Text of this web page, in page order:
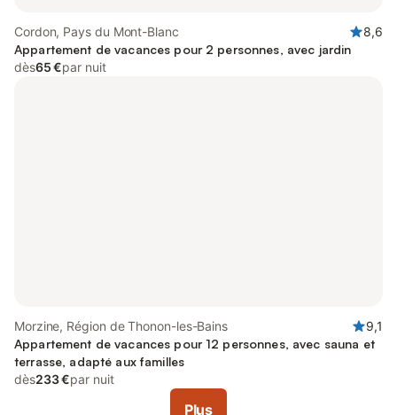
Cordon, Pays du Mont-Blanc
8,6
Appartement de vacances pour 2 personnes, avec jardin
dès65 €par nuit
Morzine, Région de Thonon-les-Bains
9,1
Appartement de vacances pour 12 personnes, avec sauna et
terrasse, adapté aux familles
dès233 €par nuit
Plus